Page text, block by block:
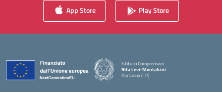
App Store Play Store
Istituto Comprensivo
Rita Levi-Montalcini
Partanna (TP)